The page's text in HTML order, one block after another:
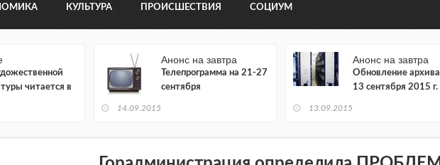
КУЛЬТУРА ПРОИСШЕСТВИЯ СОЦИУМ
читается в
Анонс на завтра
Телепрограмма на 21-27
сентября
14.09.2015
Анонс на завтра
Обновление архива
13 сентября 2015 г.
13.09.2015